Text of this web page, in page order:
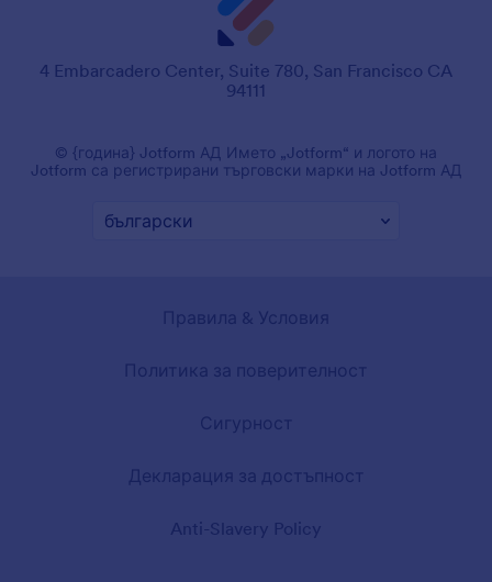
4 Embarcadero Center, Suite 780, San Francisco CA
94111
© {година} Jotform АД Името „Jotform“ и логото на
Jotform са регистрирани търговски марки на Jotform АД
Правила & Условия
Политика за поверителност
Сигурност
Декларация за достъпност
Anti-Slavery Policy